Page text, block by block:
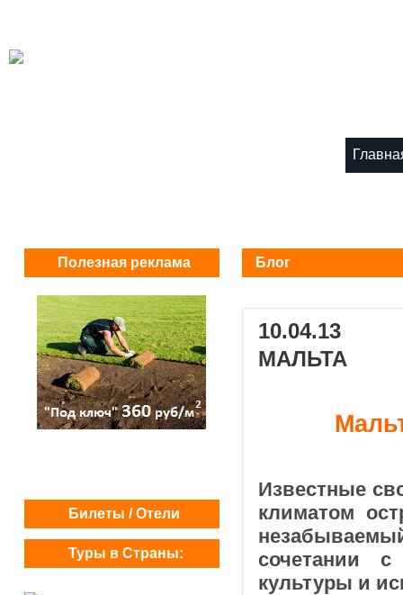
Полезная реклама
Билеты / Отели
Туры в Страны:
Блог
10.04.13
МАЛЬТА
Известные
климатом
сочетании
культуры и